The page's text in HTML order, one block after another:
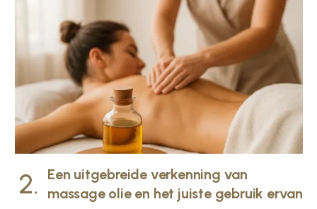
Een uitgebreide verkenning van
massage olie en het juiste gebruik ervan